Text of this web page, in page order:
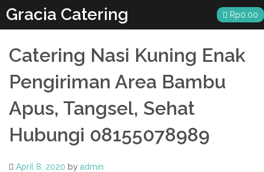
to
content
Gracia Catering Rp0.00
Catering Nasi Kuning Enak
Pengiriman Area Bambu
Apus, Tangsel, Sehat
Hubungi 08155078989
April 8, 2020 by admin